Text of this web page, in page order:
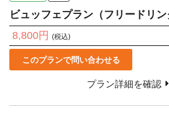
ビュッフェプラン（フリードリン
8,800円 (税込)
このプランで問い合わせる
プラン詳細を確認